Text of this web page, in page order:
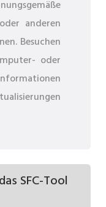
anderen
Besuchen
oder
SFC-Tool